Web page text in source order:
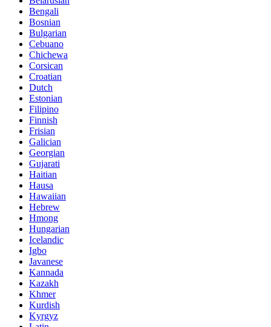
Bengali
Bosnian
Bulgarian
Cebuano
Chichewa
Corsican
Croatian
Dutch
Estonian
Filipino
Finnish
Frisian
Galician
Georgian
Gujarati
Haitian
Hausa
Hawaiian
Hebrew
Hmong
Hungarian
Icelandic
Igbo
Javanese
Kannada
Kazakh
Khmer
Kurdish
Kyrgyz